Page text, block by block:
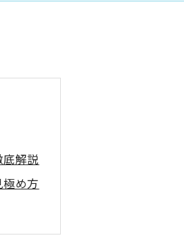
解説
め方
とは
クール